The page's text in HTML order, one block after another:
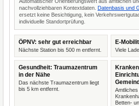
nachvollziehbaren Kontextdaten. Datenbasis und
ersetzt keine Besichtigung, kein
individuelle Standortprüfung.
ÖPNV: sehr gut erreichbar
Nächste Station bis 500 m entfernt.
E-
Viele
Gesundheit: Traumazentrum
in der Nähe
Das nächste Traumazentrum liegt
bis 5 km entfernt.
Betten-